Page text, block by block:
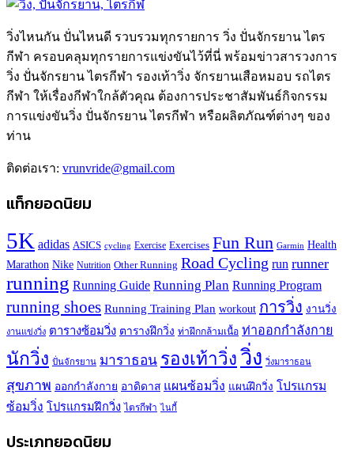
วิ่งไหนกัน ปั่นไหนดี รวบรวมทุกรายการ วิ่ง ปั่นจักรยาน ไตร
กีฬา ครอบคลุมทุกรายการแข่งขันไว้ที่นี่ พร้อมข่าวสารวงการ
วิ่ง ปั่นจักรยาน ไตรกีฬา รองเท้าวิ่ง จักรยานเสือหมอบ รถไตร
กีฬา ให้เรื่องกีฬาใกล้ตัวคุณ ต้องการประชาสัมพันธ์กิจกรรม
การแข่งขันวิ่ง ปั่นจักรยาน ไตรกีฬา หรือผลิตภัณฑ์ต่างๆ ของ
ท่าน
ติดต่อเรา: vrunvride@gmail.com
แท็กยอดนิยม
5K adidas ASICS cycling Exercise Exercises Fun Run Garmin Health
Marathon Nike Nutrition Other Running Road Cycling run runner
running Running Guide Running Plan Running Program
running shoes Running Training Plan workout การวิ่ง งานวิ่ง
งานแข่งวิ่ง ตารางซ้อมวิ่ง ตารางฝึกวิ่ง ท่าฝึกกล้ามเนื้อ ท่าออกกำลังกาย
นักวิ่ง ปั่นจักรยาน มาราธอน รองเท้าวิ่ง วิ่ง วิ่งมาราธอน
สุขภาพ ออกกำลังกาย อาดิดาส แผนซ้อมวิ่ง แผนฝึกวิ่ง โปรแกรม
ซ้อมวิ่ง โปรแกรมฝึกวิ่ง ไตรกีฬา ไนกี้
ประเภทยอดนิยม